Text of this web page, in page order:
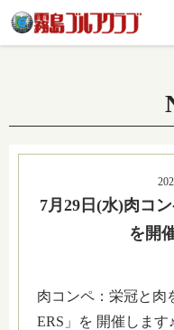
7月29日(水)肉コ
を開
肉コンペ：栄冠と肉
ERS」を 開催します♪